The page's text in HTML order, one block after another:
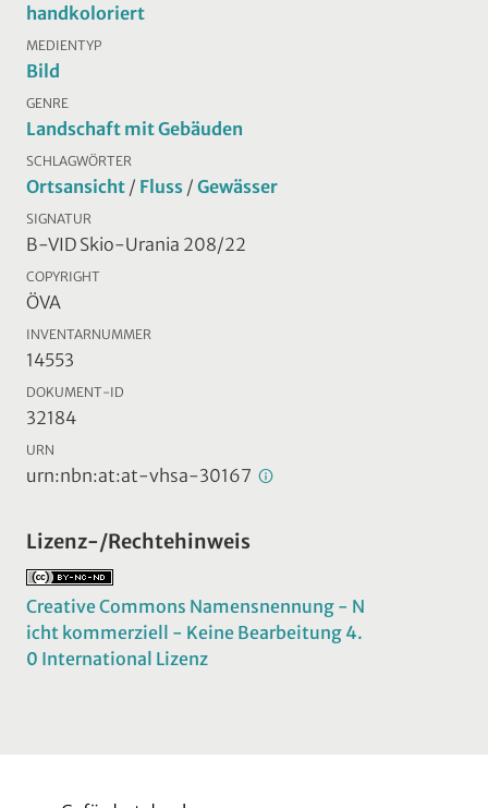
handkoloriert
MEDIENTYP
Bild
GENRE
Landschaft mit Gebäuden
SCHLAGWÖRTER
Ortsansicht / Fluss / Gewässer
SIGNATUR
B-VID Skio-Urania 208/22
COPYRIGHT
ÖVA
INVENTARNUMMER
14553
DOKUMENT-ID
32184
URN
urn:nbn:at:at-vhsa-30167
Lizenz-/Rechtehinweis
Creative Commons Namensnennung - N
icht kommerziell - Keine Bearbeitung 4.
0 International Lizenz